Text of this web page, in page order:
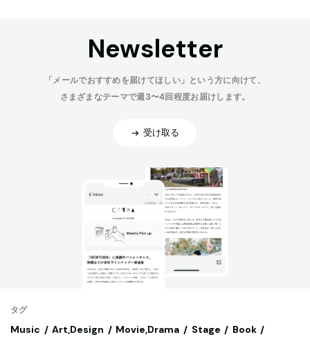
Newsletter
「メールでおすすめを届けてほしい」という方に向けて、
さまざまなテーマで週3〜4回程度お届けします。
受け取る
タグ
Music Art,Design Movie,Drama Stage
Book